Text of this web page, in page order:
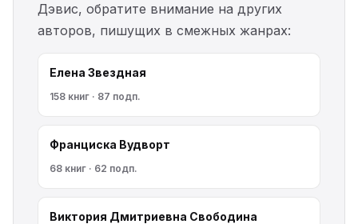
Дэвис, обратите внимание на других
авторов, пишущих в смежных жанрах:
Елена Звездная
158 книг · 87 подп.
Франциска Вудворт
68 книг · 62 подп.
Виктория Дмитриевна Свободина